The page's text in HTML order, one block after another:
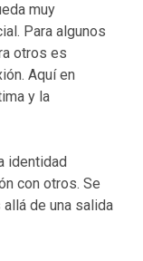
muy
Para algunos
otros es
Aquí en
y la
identidad
con otros. Se
de una salida